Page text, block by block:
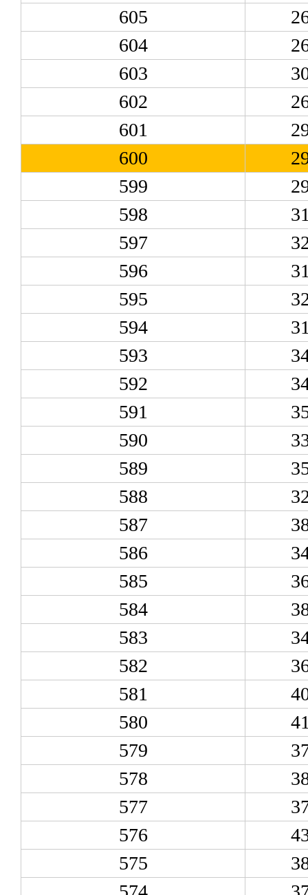
605
604
603
602
601
600
599
598
597
596
595
594
593
592
591
590
589
588
587
586
585
584
583
582
581
580
579
578
577
576
575